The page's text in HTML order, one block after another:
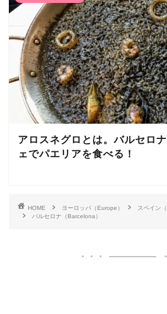
アロスネグロとは。バルセロ
ェでパエリアを食べる！
HOME ヨーロッパ（Europe）
スペイン
バルセロナ（Barcelona）